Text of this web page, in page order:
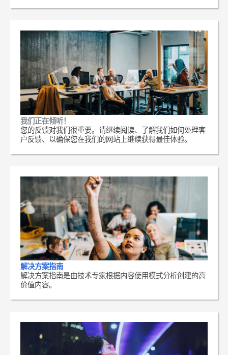
我们正在倾听！
您的反馈对我们很重要。请继续阅读、了解我们如何处理客
户反馈、以确保您在我们的网站上继续获得最佳体验。
解决方案指南
解决方案指南是由技术专家根据内容使用模式分析创建的高
价值内容。